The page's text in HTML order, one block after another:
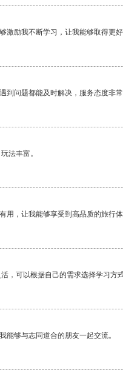
激励我不断学习，让我能够取得更好
到问题都能及时解决，服务态度非常
法丰富。
用，让我能够享受到高品质的旅行体
，可以根据自己的需求选择学习方
能够与志同道合的朋友一起交流。